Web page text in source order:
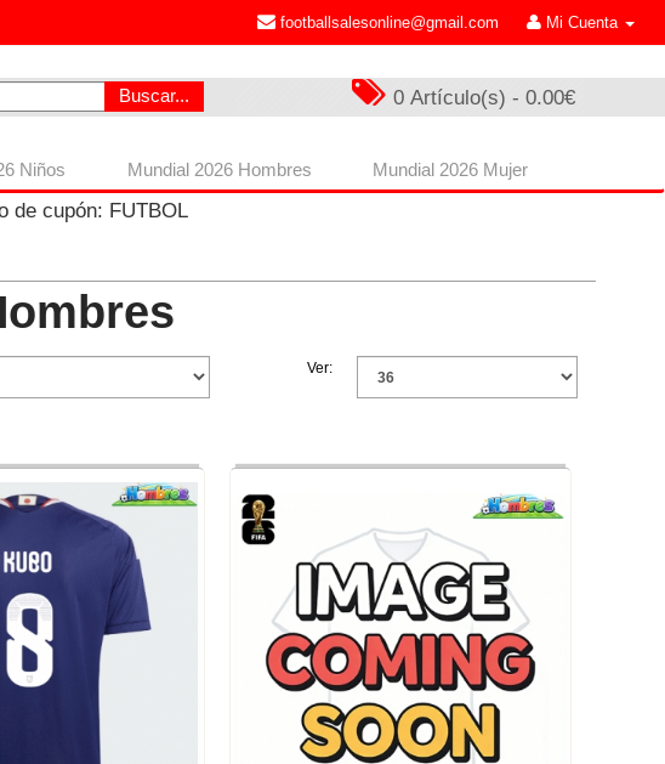
footballsalesonline@gmail.com Mi Cuenta
Buscar... 0 Artículo(s) - 0.00€
Niños Mundial 2026 Hombres Mundial 2026 Mujer
de cupón: FUTBOL
Ver: